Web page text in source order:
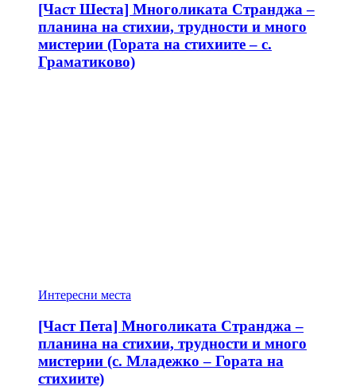
[Част Шеста] Многоликата Странджа –
планина на стихии, трудности и много
мистерии (Гората на стихиите – с.
Граматиково)
Интересни места
[Част Пета] Многоликата Странджа –
планина на стихии, трудности и много
мистерии (с. Младежко – Гората на
стихиите)